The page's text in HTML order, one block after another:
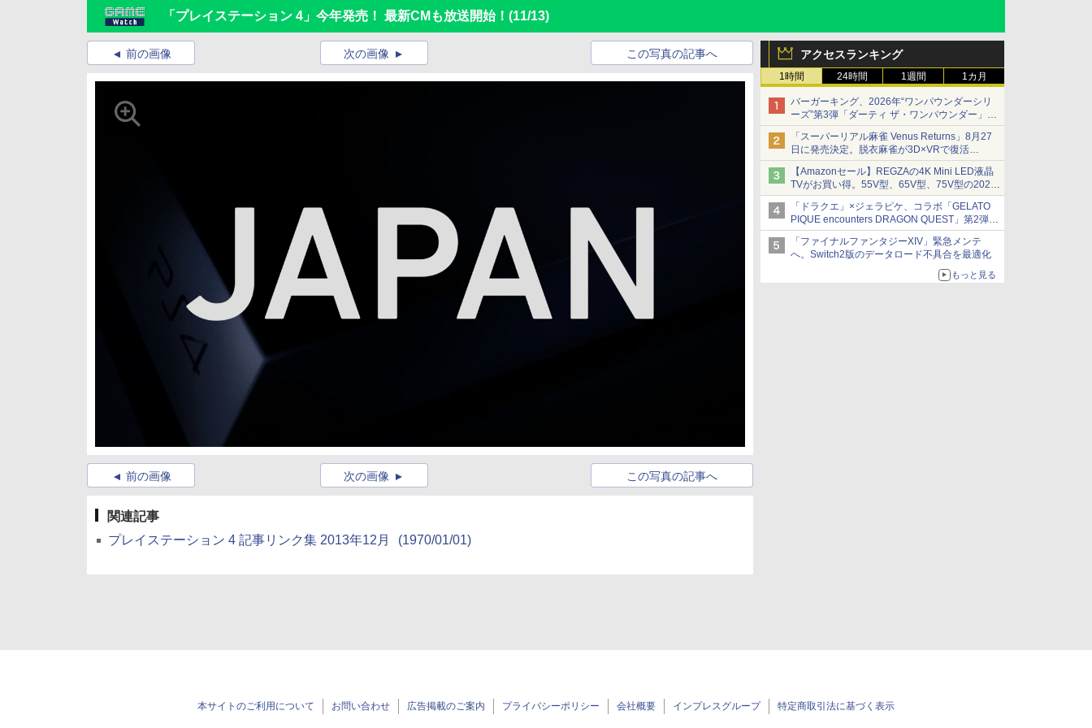
「プレイステーション 4」今年発売！ 最新CMも放送開始！ (11/13)
アクセスランキング
1時間 24時間 1週間 1カ月
バーガーキング、2026年“ワンパウンダーシリ
ーズ”第3弾「ダーティ ザ・ワンパウンダー」を
8月7日発売
「特製ガーリックマヨソース」を使用した超大
型チーズバーガー
「スーパーリアル麻雀 Venus Returns」8月27
日に発売決定。脱衣麻雀が3D×VRで復活
発売から2週間は20%オフになるセールが実施
【Amazonセール】REGZAの4K Mini LED液晶
TVがお買い得。55V型、65V型、75V型の2026
年モデルがラインナップ
「ドラクエ」×ジェラピケ、コラボ「GELATO
PIQUE encounters DRAGON QUEST」第2弾が
本日発売
アイスカップに入ったスライムやわたぼう、ベ
ビーサタンなどがオリジナルアートで登場
「ファイナルファンタジーXIV」緊急メンテ
へ。Switch2版のデータロード不具合を最適化
もっと見る
前の画像 この写真の記事へ
次の画像
前の画像 この写真の記事へ
次の画像
関連記事
プレイステーション 4 記事リンク集 2013年12月
(1970/01/01)
本サイトのご利用について お問い合わせ 広告掲載のご案内 プライバシーポリシー 会社概要 インプレスグループ 特定商取引法に基づく表示